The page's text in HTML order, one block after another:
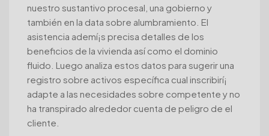
nuestro sustantivo procesal, una gobierno y
también en la data sobre alumbramiento. El
asistencia ademí¡s precisa detalles de los
beneficios de la vivienda así­ como el dominio
fluido. Luego analiza estos datos para sugerir una
registro sobre activos específica cual inscribirí¡
adapte a las necesidades sobre competente y no
ha transpirado alrededor cuenta de peligro de el
cliente.